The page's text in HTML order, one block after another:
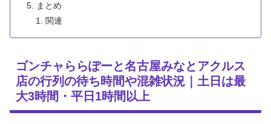
まとめ
関連
ゴンチャららぽーと名古屋みなとアクルス
店の行列の待ち時間や混雑状況｜土日は最
大3時間・平日1時間以上